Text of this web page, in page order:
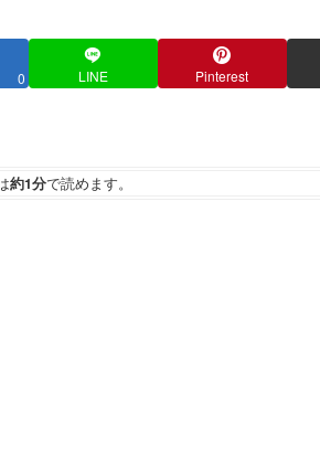
0 LINE Pinterest
約1分で読めます。